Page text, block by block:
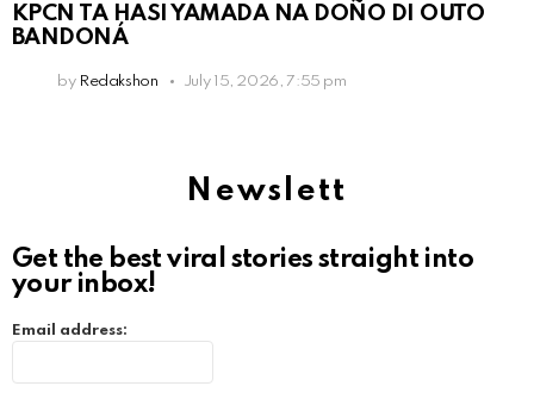
KPCN TA HASI YAMADA NA DOÑO DI OUTO
BANDONÁ
by Redakshon July 15, 2026, 7:55 pm
Newslett
Get the best viral stories straight into
your inbox!
Email address: